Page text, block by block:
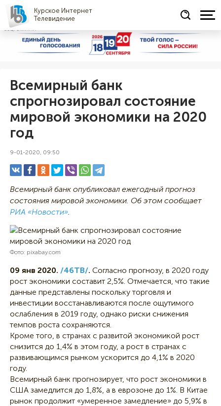
Курское Интернет
Телевидение
СОЦРЕКЛАМА
Всемирный банк
спрогнозировал состояние
мировой экономики на 2020
год
9-01-2020, 09:50
Всемирный банк опубликовал ежегодный прогноз
состояния мировой экономики. Об этом сообщает
РИА «Новости»
Фото: pixabay.com
09 янв 2020. /46ТВ/. Согласно прогнозу, в 2020 году
рост экономики составит 2,5%. Отмечается, что такие
данные представлены поскольку торговля и
инвестиции восстанавливаются после ощутимого
ослабления в 2019 году, однако риски снижения
темпов роста сохраняются.
Кроме того, в странах с развитой экономикой рост
снизится до 1,4% в этом году, а рост в странах с
развивающимся рынком ускорится до 4,1% в 2020
году.
Всемирный банк прогнозирует, что рост экономики в
США замедлится до 1,8%, а в еврозоне до 1%. В Китае
рынок продолжит «умеренное замедление» до 5,9% в